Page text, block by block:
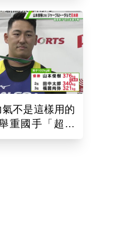
不是這樣用的
重國手「超商
逮把店員推到